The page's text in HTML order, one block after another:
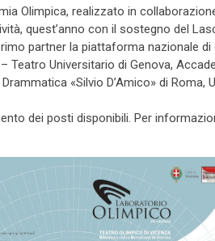
Olimpica, realizzato in
quest’anno con il sostegno del
partner la piattaforma nazionale
Teatro Universitario di Genova,
«Silvio D’Amico» di Roma,
dei posti disponibili. Per